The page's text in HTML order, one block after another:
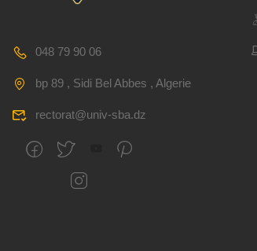
048 79 90 06
bp 89 , Sidi Bel Abbes , Algerie
rectorat@univ-sba.dz